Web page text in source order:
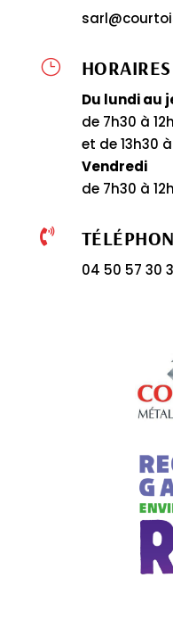
}
Du lundi au
de 7h30 à 12h
et de 13h30
Vendredi
de 7h30 à 12h

04 50 57 30